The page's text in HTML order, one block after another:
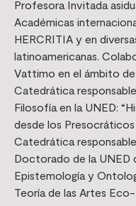
Profesora Invitada
Académicas
HERCRITIA y en
latinoamericanas.
Vattimo en el ámbito
Catedrática
Filosofía en la UNED:
desde los Presocráticos
Catedrática
Doctorado de la UNED
Epistemología y
Teoría de las Artes